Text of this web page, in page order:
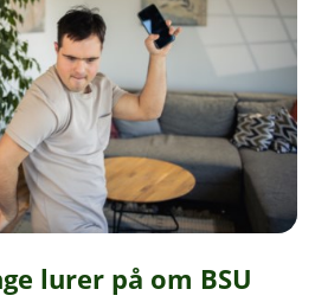
lurer på om BSU